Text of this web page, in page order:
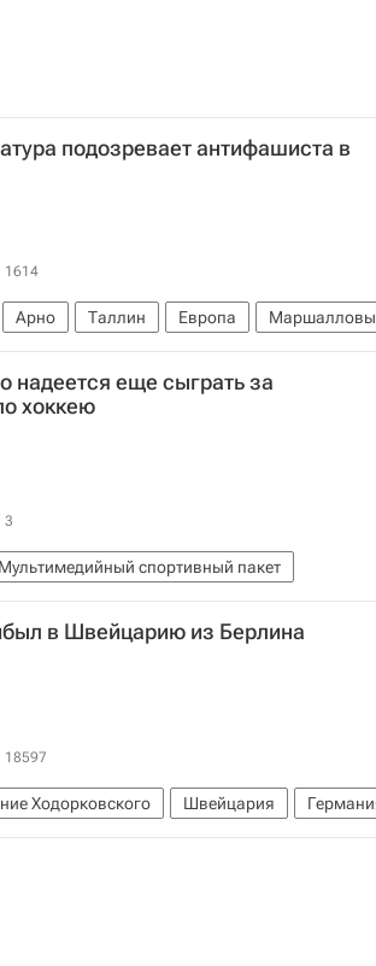
подозревает антифашиста в
1614
Арно Таллин Европа Маршалловы
надеется еще сыграть за
хоккею
3
Мультимедийный спортивный пакет
мира по хоккею
Канада (до 20 лет)
в Швейцарию из Берлина
18597
Ходорковского Швейцария
Платон Лебедев
France-